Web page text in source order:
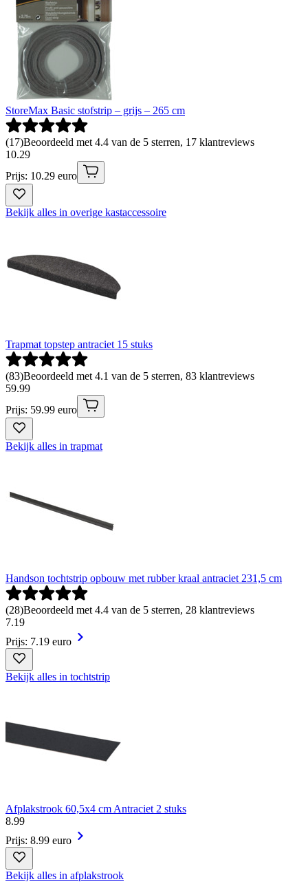
StoreMax Basic stofstrip – grijs – 265 cm
(17)Beoordeeld met 4.4 van de 5 sterren, 17 klantreviews
10.29
Prijs: 10.29 euro
Bekijk alles in overige kastaccessoire
Trapmat topstep antraciet 15 stuks
(83)Beoordeeld met 4.1 van de 5 sterren, 83 klantreviews
59.99
Prijs: 59.99 euro
Bekijk alles in trapmat
Handson tochtstrip opbouw met rubber kraal antraciet 231,5 cm
(28)Beoordeeld met 4.4 van de 5 sterren, 28 klantreviews
7.19
Prijs: 7.19 euro
Bekijk alles in tochtstrip
Afplakstrook 60,5x4 cm Antraciet 2 stuks
8.99
Prijs: 8.99 euro
Bekijk alles in afplakstrook